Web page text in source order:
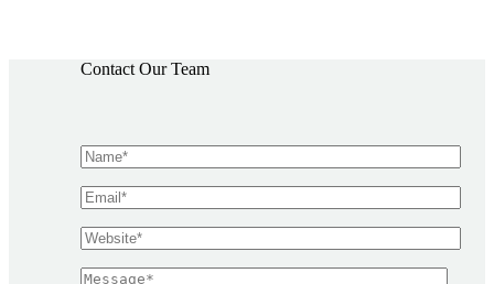
Contact Our Team